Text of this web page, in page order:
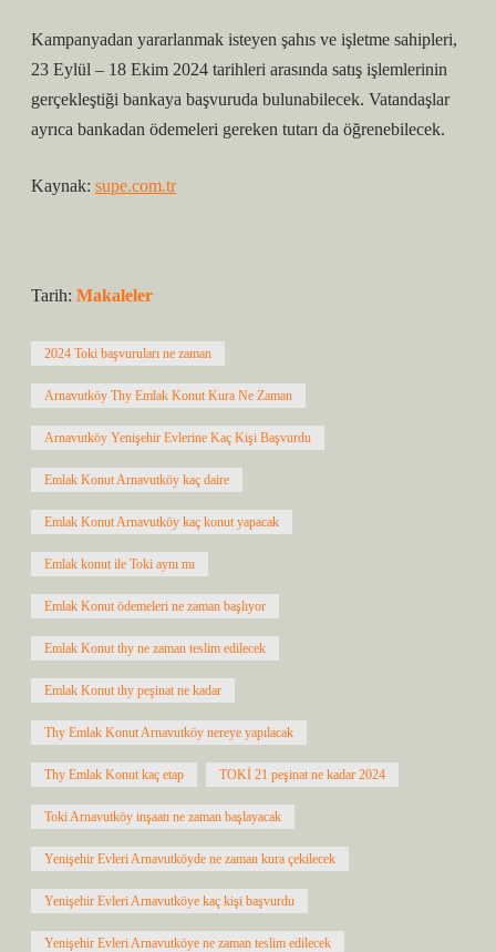
Kampanyadan yararlanmak isteyen şahıs ve işletme sahipleri,
23 Eylül – 18 Ekim 2024 tarihleri ​​arasında satış işlemlerinin
gerçekleştiği bankaya başvuruda bulunabilecek. Vatandaşlar
ayrıca bankadan ödemeleri gereken tutarı da öğrenebilecek.
Kaynak: supe.com.tr
Tarih: Makaleler
2024 Toki başvuruları ne zaman
Arnavutköy Thy Emlak Konut Kura Ne Zaman
Arnavutköy Yenişehir Evlerine Kaç Kişi Başvurdu
Emlak Konut Arnavutköy kaç daire
Emlak Konut Arnavutköy kaç konut yapacak
Emlak konut ile Toki aynı mı
Emlak Konut ödemeleri ne zaman başlıyor
Emlak Konut thy ne zaman teslim edilecek
Emlak Konut thy peşinat ne kadar
Thy Emlak Konut Arnavutköy nereye yapılacak
Thy Emlak Konut kaç etap TOKİ 21 peşinat ne kadar 2024
Toki Arnavutköy inşaatı ne zaman başlayacak
Yenişehir Evleri Arnavutköyde ne zaman kura çekilecek
Yenişehir Evleri Arnavutköye kaç kişi başvurdu
Yenişehir Evleri Arnavutköye ne zaman teslim edilecek